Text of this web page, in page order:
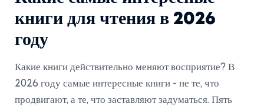
книги для чтения в 2026
году
Какие книги действительно меняют восприятие? В
2026 году самые интересные книги - не те, что
продвигают, а те, что заставляют задуматься. Пять